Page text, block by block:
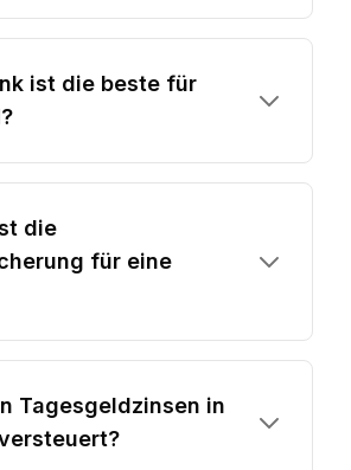
ist die beste für
die
für eine
Tagesgeldzinsen in